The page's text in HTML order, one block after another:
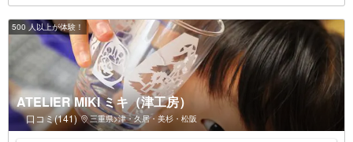
500 人以上が体験！
ATELIER MIKI ミキ（津工房）
口コミ(141) 三重県>津・久居・美杉・松阪